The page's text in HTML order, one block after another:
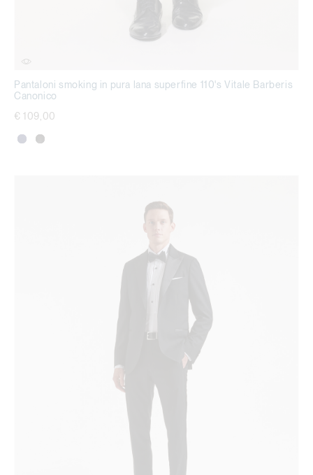
Pantaloni smoking in pura lana superfine 110's Vitale Barberis
Canonico
€ 109,00